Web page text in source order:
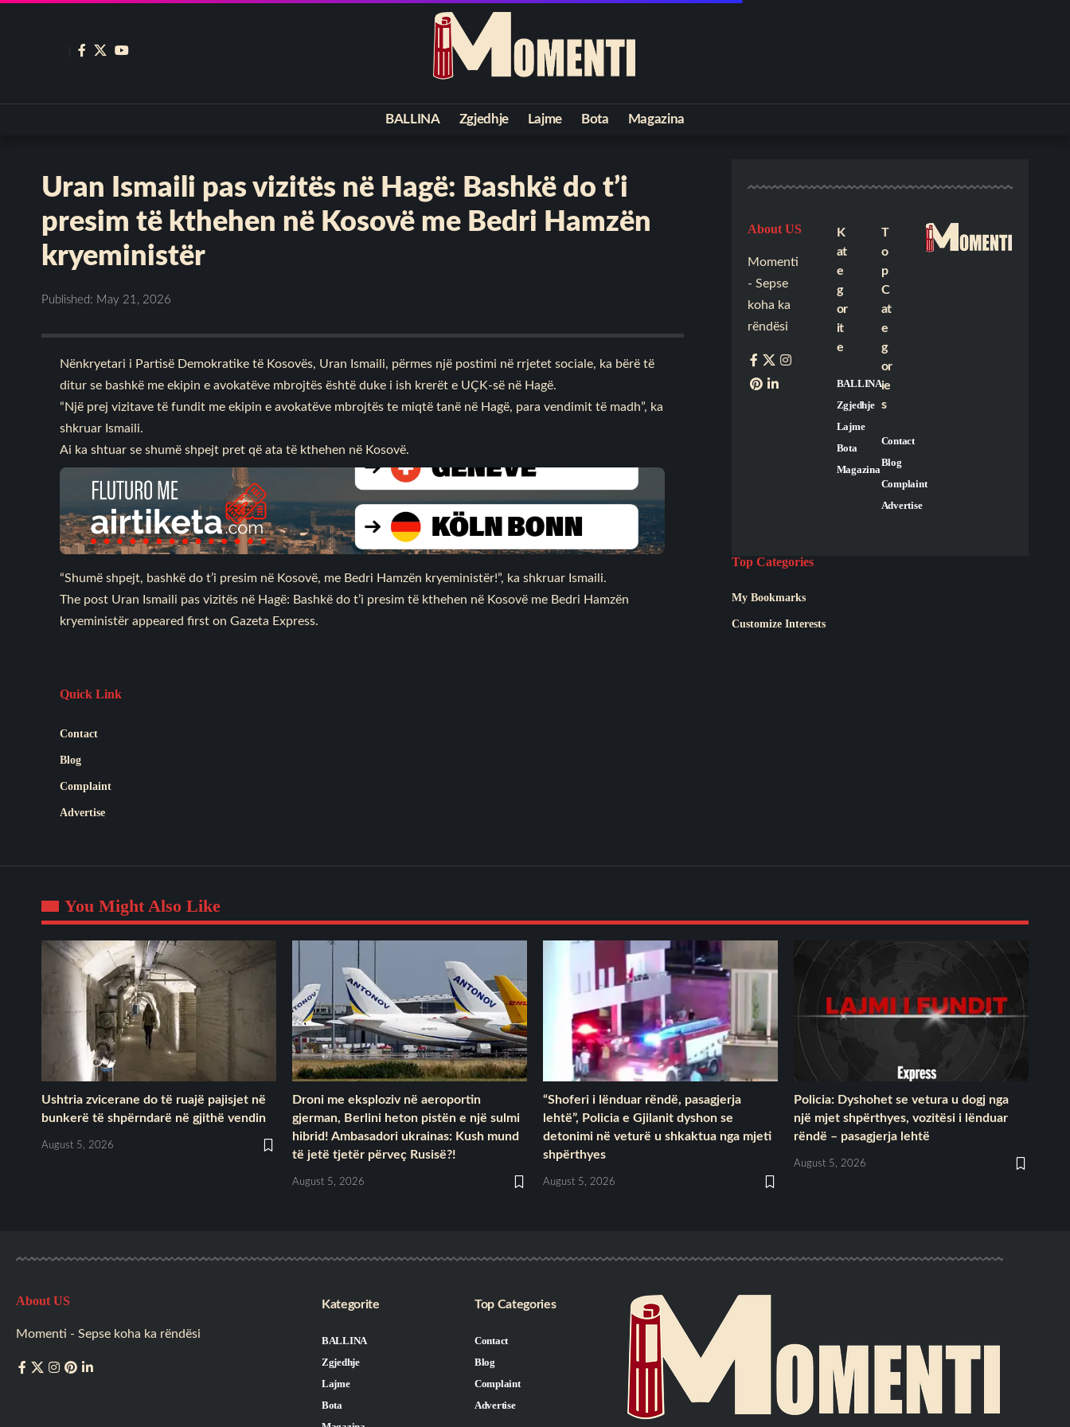
BALLINA Zgjedhje Lajme Bota Magazina
Uran Ismaili pas vizitës në Hagë: Bashkë do t’i
presim të kthehen në Kosovë me Bedri Hamzën
kryeministër
Published: May 21, 2026
Nënkryetari i Partisë Demokratike të Kosovës, Uran Ismaili, përmes një postimi në rrjetet sociale, ka bërë të
ditur se bashkë me ekipin e avokatëve mbrojtës është duke i ish krerët e UÇK-së në Hagë.
“Një prej vizitave të fundit me ekipin e avokatëve mbrojtës te miqtë tanë në Hagë, para vendimit të madh”, ka
shkruar Ismaili.
Ai ka shtuar se shumë shpejt pret që ata të kthehen në Kosovë.
“Shumë shpejt, bashkë do t’i presim në Kosovë, me Bedri Hamzën kryeministër!”, ka shkruar Ismaili.
The post Uran Ismaili pas vizitës në Hagë: Bashkë do t’i presim të kthehen në Kosovë me Bedri Hamzën
kryeministër appeared first on Gazeta Express.
Quick Link
Contact
Blog
Complaint
Advertise
About US
Momenti
- Sepse
koha ka
rëndësi
K
at
e
g
or
it
e
BALLINA
Zgjedhje
Lajme
Bota
Magazina
T
o
p
C
at
e
g
or
ie
s
Contact
Blog
Complaint
Advertise
Top Categories
My Bookmarks
Customize Interests
You Might Also Like
Ushtria zvicerane do të ruajë pajisjet në
bunkerë të shpërndarë në gjithë vendin
August 5, 2026
Droni me eksploziv në aeroportin
gjerman, Berlini heton pistën e një sulmi
hibrid! Ambasadori ukrainas: Kush mund
të jetë tjetër përveç Rusisë?!
August 5, 2026
“Shoferi i lënduar rëndë, pasagjerja
lehtë”, Policia e Gjilanit dyshon se
detonimi në veturë u shkaktua nga mjeti
shpërthyes
August 5, 2026
Policia: Dyshohet se vetura u dogj nga
një mjet shpërthyes, vozitësi i lënduar
rëndë – pasagjerja lehtë
August 5, 2026
About US
Momenti - Sepse koha ka rëndësi
Kategorite
BALLINA
Zgjedhje
Lajme
Bota
Top Categories
Contact
Blog
Complaint
Advertise